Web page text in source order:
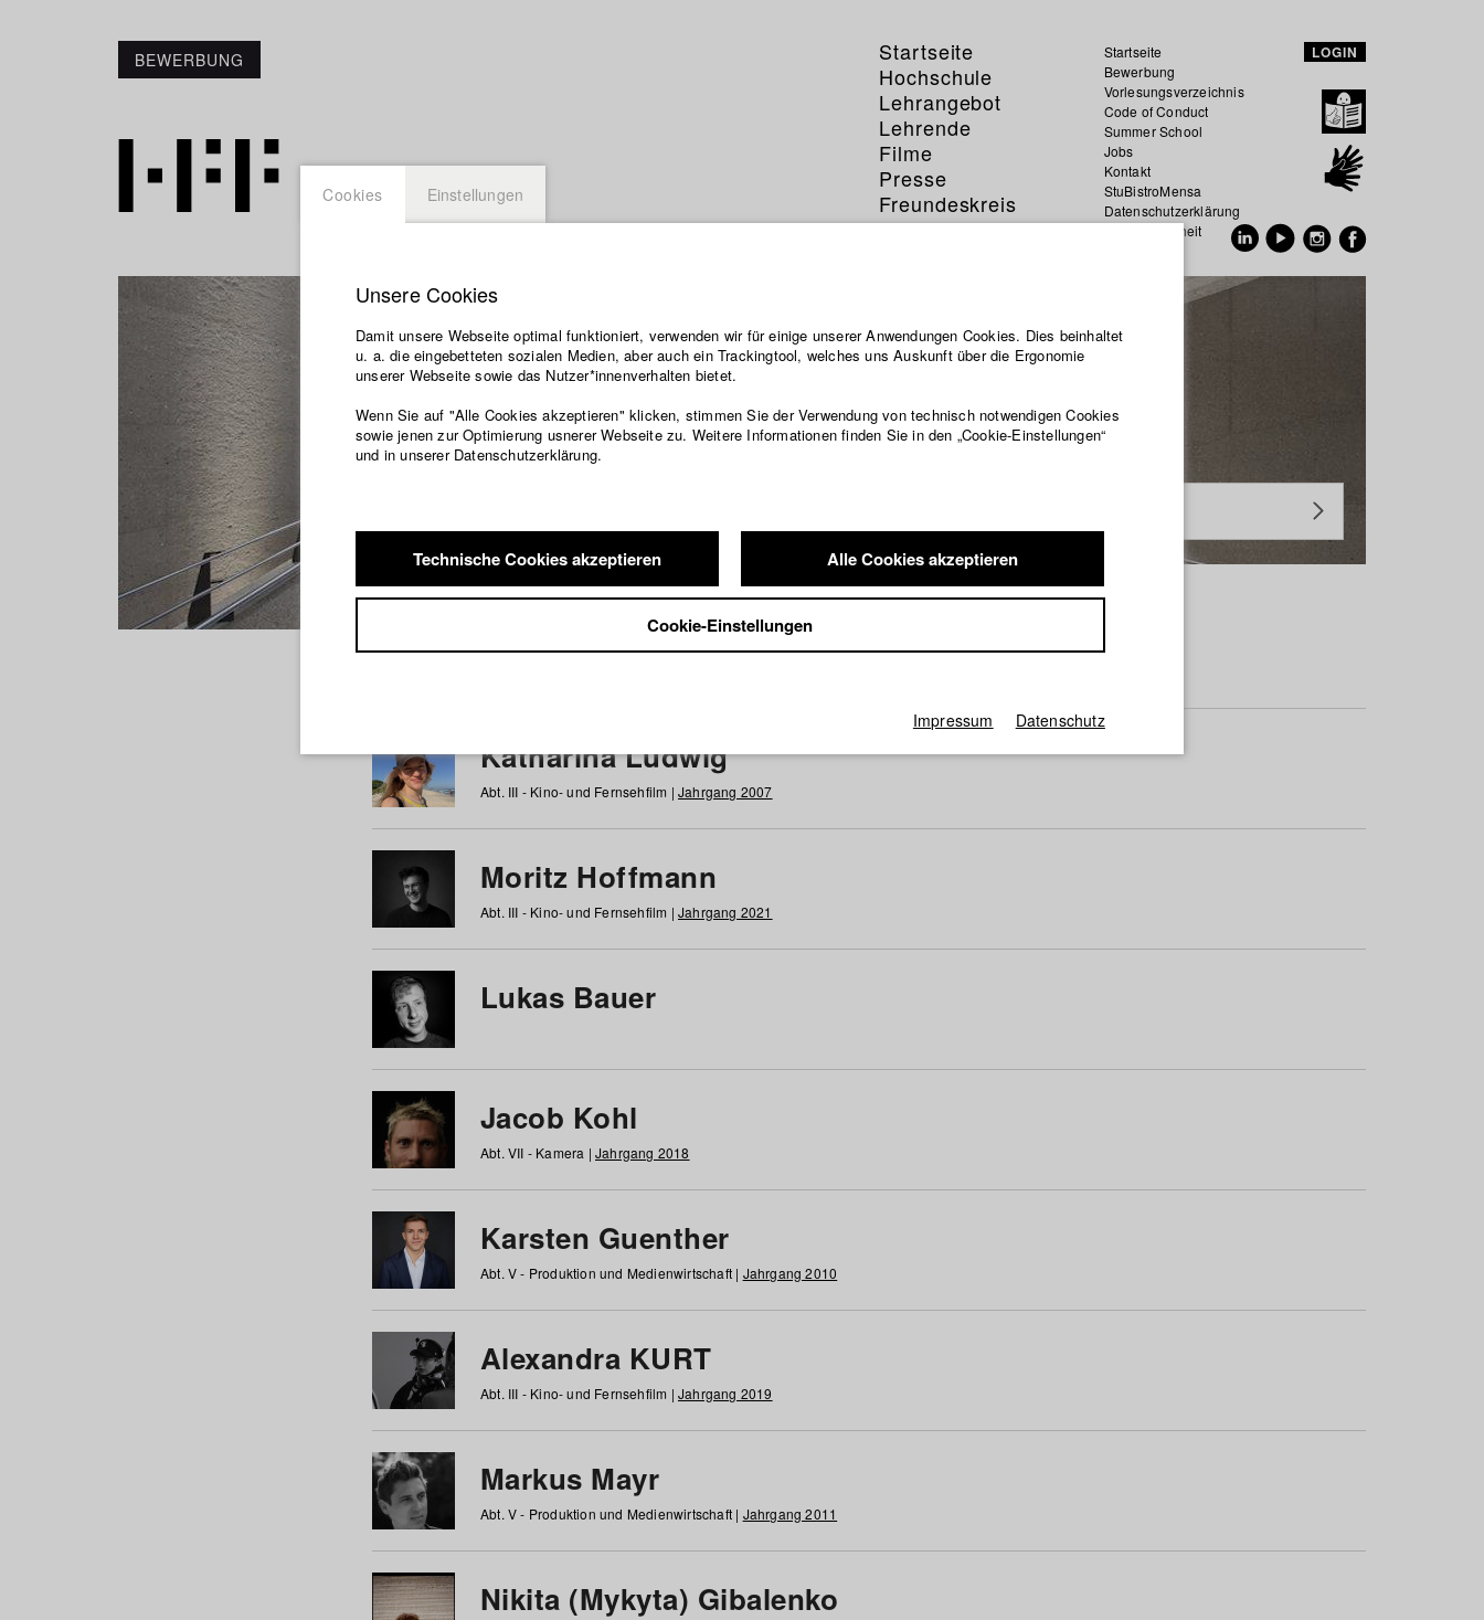
BEWERBUNG
Startseite
Hochschule
Lehrangebot
Lehrende
Filme
Presse
Freundeskreis
Service
Startseite
Bewerbung
Vorlesungsverzeichnis
Code of Conduct
Summer School
Jobs
Kontakt
StuBistroMensa
Datenschutzerklärung
Datensicherheit
LOGIN
Studierende / Alumni
a b c d e f g h i j k l m n o p q r s t u v w x y z Alle
Katharina Ludwig
Abt. III - Kino- und Fernsehfilm | Jahrgang 2007
Moritz Hoffmann
Abt. III - Kino- und Fernsehfilm | Jahrgang 2021
Lukas Bauer
Jacob Kohl
Abt. VII - Kamera | Jahrgang 2018
Karsten Guenther
Abt. V - Produktion und Medienwirtschaft | Jahrgang 2010
Alexandra KURT
Abt. III - Kino- und Fernsehfilm | Jahrgang 2019
Markus Mayr
Abt. V - Produktion und Medienwirtschaft | Jahrgang 2011
Nikita (Mykyta) Gibalenko
Cookies Einstellungen
Unsere Cookies
Damit unsere Webseite optimal funktioniert, verwenden wir für einige unserer Anwendungen Cookies. Dies beinhaltet
u. a. die eingebetteten sozialen Medien, aber auch ein Trackingtool, welches uns Auskunft über die Ergonomie
unserer Webseite sowie das Nutzer*innenverhalten bietet.
Wenn Sie auf "Alle Cookies akzeptieren" klicken, stimmen Sie der Verwendung von technisch notwendigen Cookies
sowie jenen zur Optimierung usnerer Webseite zu. Weitere Informationen finden Sie in den „Cookie-Einstellungen“
und in unserer Datenschutzerklärung.
Technische Cookies akzeptieren Alle Cookies akzeptieren
Cookie-Einstellungen
Impressum Datenschutz